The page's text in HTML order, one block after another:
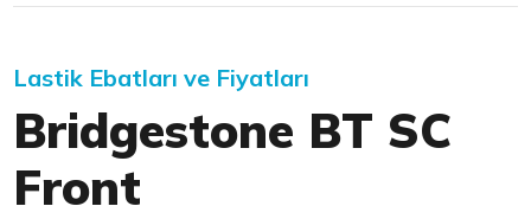
Lastik Ebatları ve Fiyatları
Bridgestone BT SC
Front